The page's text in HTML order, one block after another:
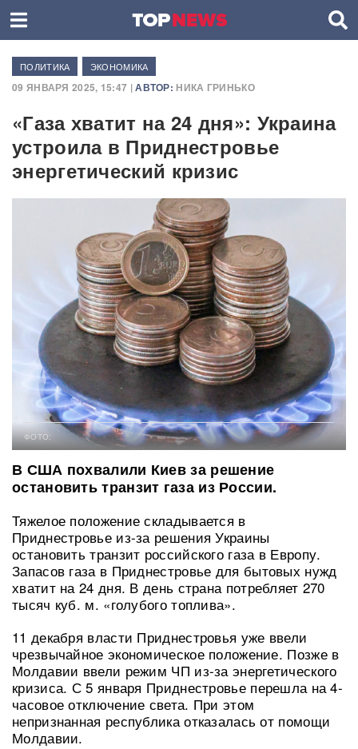
ПОЛИТИКА ЭКОНОМИКА
09 ЯНВАРЯ 2025, 15:47 |АВТОР: НИКА ГРИНЬКО
«Газа хватит на 24 дня»: Украина
устроила в Приднестровье
энергетический кризис
ФОТО:
В США похвалили Киев за решение
остановить транзит газа из России.
Тяжелое положение складывается в
Приднестровье из-за решения Украины
остановить транзит российского газа в Европу.
Запасов газа в Приднестровье для бытовых нужд
хватит на 24 дня. В день страна потребляет 270
тысяч куб. м. «голубого топлива».
11 декабря власти Приднестровья уже ввели
чрезвычайное экономическое положение. Позже в
Молдавии ввели режим ЧП из-за энергетического
кризиса. С 5 января Приднестровье перешла на 4-
часовое отключение света. При этом
непризнанная республика отказалась от помощи
Молдавии.